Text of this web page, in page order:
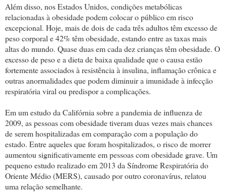
Além disso, nos Estados Unidos, condições metabólicas
relacionadas à obesidade podem colocar o público em risco
excepcional. Hoje, mais de dois de cada três adultos têm excesso de
peso corporal e 42% têm obesidade, estando entre as taxas mais
altas do mundo. Quase duas em cada dez crianças têm obesidade. O
excesso de peso e a dieta de baixa qualidade que o causa estão
fortemente associados à resistência à insulina, inflamação crônica e
outras anormalidades que podem diminuir a imunidade à infecção
respiratória viral ou predispor a complicações.
Em um estudo da Califórnia sobre a pandemia de influenza de
2009, as pessoas com obesidade tiveram duas vezes mais chances
de serem hospitalizadas em comparação com a população do
estado. Entre aqueles que foram hospitalizados, o risco de morrer
aumentou significativamente em pessoas com obesidade grave. Um
pequeno estudo realizado em 2013 da Síndrome Respiratória do
Oriente Médio (MERS), causado por outro coronavírus, relatou
uma relação semelhante.